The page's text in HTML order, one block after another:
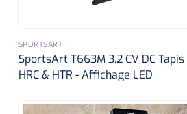
SPORTSART
SportsArt T663M 3,2 CV DC
HRC & HTR - Affichage LED